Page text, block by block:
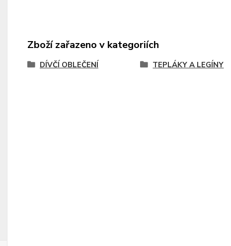
Zboží zařazeno v kategoriích
DÍVČÍ OBLEČENÍ TEPLÁKY A LEGÍNY